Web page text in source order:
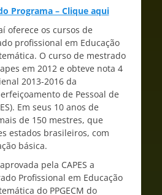
Programa – Clique aqui
oferece os cursos de
profissional em Educação
O curso de mestrado
em 2012 e obteve nota 4
2013-2016 da
de Pessoal de
Em seus 10 anos de
de 150 mestres, que
estados brasileiros, com
básica.
pela CAPES a
Profissional em Educação
do PPGECM do